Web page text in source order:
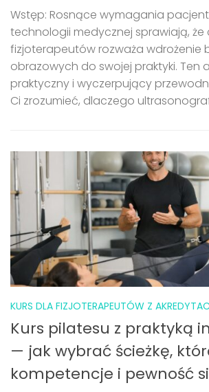
Wstęp: Rosnące wymagania
technologii medycznej sprawiają, że
fizjoterapeutów rozważa wdrożenie
obrazowych do swojej praktyki. Ten
praktyczny i wyczerpujący
Ci zrozumieć, dlaczego
KURS DLA FIZJOTERAPEUTÓW Z
Kurs pilatesu z praktyką
— jak wybrać ścieżkę,
kompetencje i pewność